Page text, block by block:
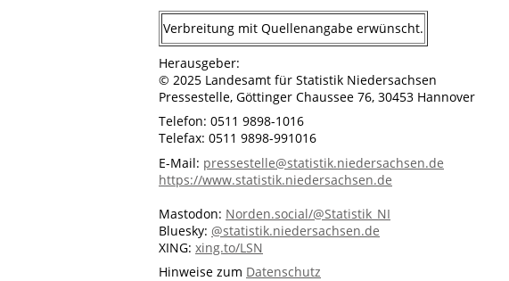
Verbreitung mit Quellenangabe erwünscht.
Herausgeber:
© 2025 Landesamt für Statistik Niedersachsen
Pressestelle, Göttinger Chaussee 76, 30453 Hannover
Telefon: 0511 9898-1016
Telefax: 0511 9898-991016
E-Mail: pressestelle@statistik.niedersachsen.de
https://www.statistik.niedersachsen.de
Mastodon: Norden.social/@Statistik_NI
Bluesky: @statistik.niedersachsen.de
XING: xing.to/LSN
Hinweise zum Datenschutz